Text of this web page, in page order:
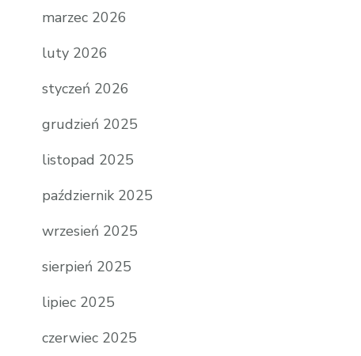
marzec 2026
luty 2026
styczeń 2026
grudzień 2025
listopad 2025
październik 2025
wrzesień 2025
sierpień 2025
lipiec 2025
czerwiec 2025